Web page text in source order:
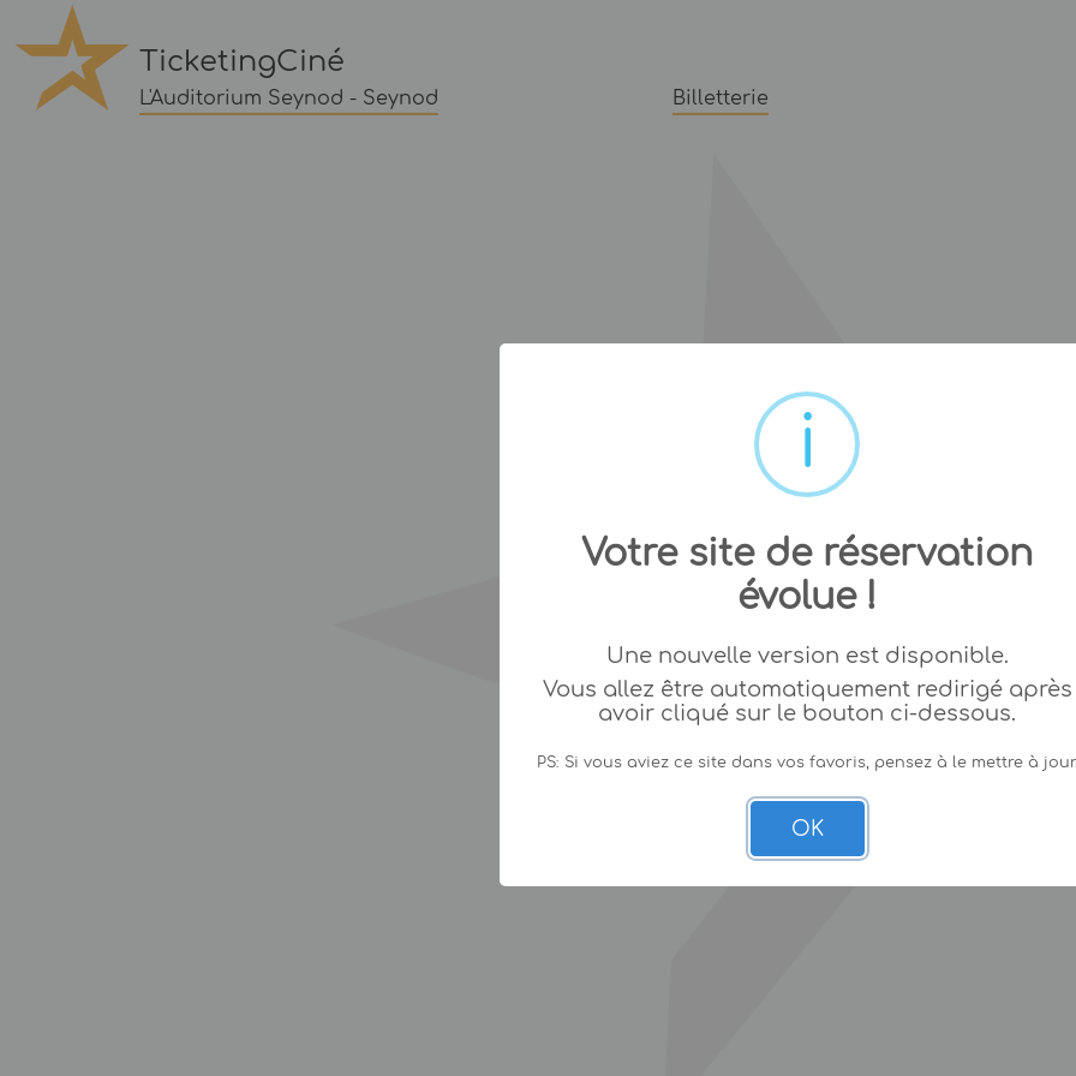
TicketingCiné
L'Auditorium Seynod - Seynod Billetterie
Votre site de réservation
évolue !
Une nouvelle version est disponible.
Vous allez être automatiquement redirigé après
avoir cliqué sur le bouton ci-dessous.
PS: Si vous aviez ce site dans vos favoris, pensez à le mettre à
OK